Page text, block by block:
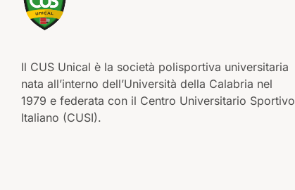
Il CUS Unical è la società polisportiva universitaria
nata all’interno dell’Università della Calabria nel
1979 e federata con il Centro Universitario Sportivo
Italiano (CUSI).